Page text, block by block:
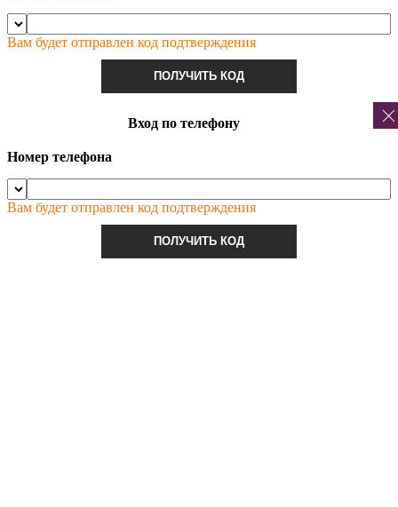
Вам будет отправлен код подтверждения
ПОЛУЧИТЬ КОД
Вход по телефону
Номер телефона
Вам будет отправлен код подтверждения
ПОЛУЧИТЬ КОД